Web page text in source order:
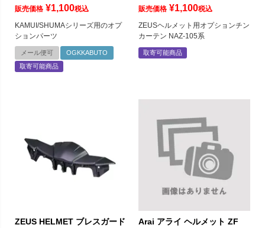
販売価格 ¥1,100税込
KAMUI/SHUMAシリーズ用のオプ
ションパーツ
メール便可
OGKKABUTO
取寄可能商品
販売価格 ¥1,100税込
ZEUSヘルメット用オプションチン
カーテン NAZ-105系
取寄可能商品
ZEUS HELMET ブレスガード
Arai アライ ヘルメット ZF